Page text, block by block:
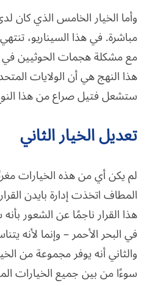
وأما الخيار الخامس الذي كان
مباشرة. في هذا السيناريو،
مع مشكلة هجمات الحوثيين في
هذا النهج هي أن الولايات
ستشعل فتيل صراع من هذا
تعديل الخيار الثاني
لم يكن أي من هذه الخيارات
المطاف اتخذت إدارة بايدن
هذا القرار ناجمًا عن الشعور
في البحر الأحمر – وإنما لأنه
والثاني أنه يوفر مجموعة من
سوءًا من بين جميع الخيارات